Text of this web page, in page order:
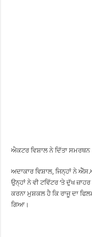
ਐਕਟਰ ਵਿਸ਼ਾਲ ਨੇ ਦਿੱਤਾ ਸਮਰਥਨ
ਅਦਾਕਾਰ ਵਿਸ਼ਾਲ, ਜਿਨ੍ਹਾਂ ਨੇ
ਉਨ੍ਹਾਂ ਨੇ ਵੀ ਟਵਿੱਟਰ ‘ਤੇ ਦੁੱਖ
ਕਰਨਾ ਮੁਸ਼ਕਲ ਹੈ ਕਿ ਰਾਜੂ ਦਾ
ਗਿਆ।